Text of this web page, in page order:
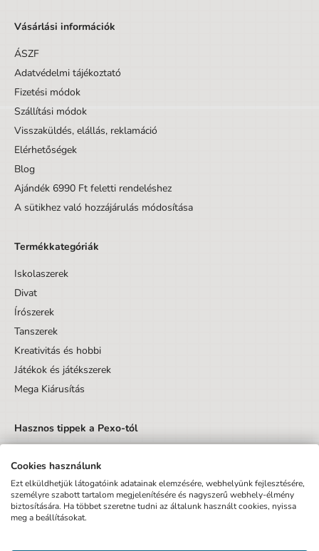
Vásárlási információk
ÁSZF
Adatvédelmi tájékoztató
Fizetési módok
Szállítási módok
Visszaküldés, elállás, reklamáció
Elérhetőségek
Blog
Ajándék 6990 Ft feletti rendeléshez
A sütikhez való hozzájárulás módosítása
Termékkategóriák
Iskolaszerek
Divat
Írószerek
Tanszerek
Kreativitás és hobbi
Játékok és játékszerek
Mega Kiárusítás
Hasznos tippek a Pexo-tól
Küldés
Cookies használunk
Ezt elküldhetjük látogatóink adatainak elemzésére, webhelyünk fejlesztésére,
személyre szabott tartalom megjelenítésére és nagyszerű webhely-élmény
biztosítására. Ha többet szeretne tudni az általunk használt cookies, nyissa
meg a beállításokat.